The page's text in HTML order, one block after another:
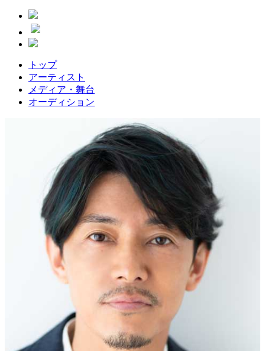
トップ
アーティスト
メディア・舞台
オーディション